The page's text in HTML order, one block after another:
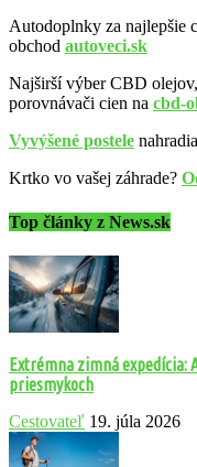
Autodoplnky za najlepšie
obchod autoveci.sk
Najširší výber CBD
porovnávači cien na cbd-
Vyvýšené postele
Krtko vo vašej záhrade?
Top články z News.sk
Extrémna zimná expedícia:
priesmykoch
Cestovateľ 19. júla 2026